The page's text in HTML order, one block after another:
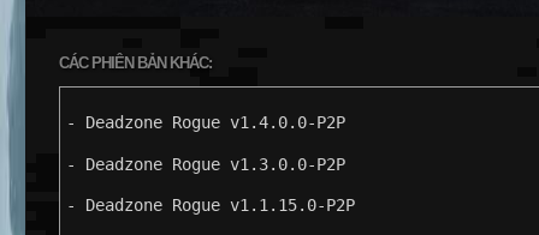
CÁC PHIÊN BẢN KHÁC:
- Deadzone Rogue v1.4.0.0-P2P
- Deadzone Rogue v1.3.0.0-P2P
- Deadzone Rogue v1.1.15.0-P2P